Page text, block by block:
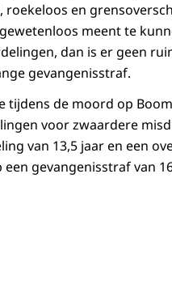
en
meent te
dan is er geen
gevangenisstraf.
tijdens de moord op
voor zwaardere
van 13,5 jaar en een
gevangenisstraf van